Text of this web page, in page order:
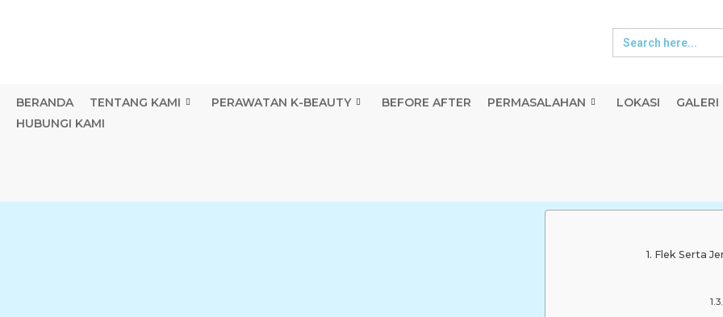
Search
for:
BERANDA TENTANG KAMI PERAWATAN K-BEAUTY BEFORE AFTER PERMASALAHAN LOKASI GALERI
HUBUNGI KAMI
Flek Serta